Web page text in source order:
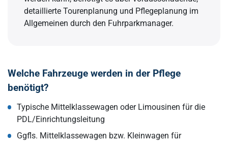
detaillierte Tourenplanung und Pflegeplanung im
Allgemeinen durch den Fuhrparkmanager.
Welche Fahrzeuge werden in der Pflege
benötigt?
Typische Mittelklassewagen oder Limousinen für die
PDL/Einrichtungsleitung
Ggfls. Mittelklassewagen bzw. Kleinwagen für